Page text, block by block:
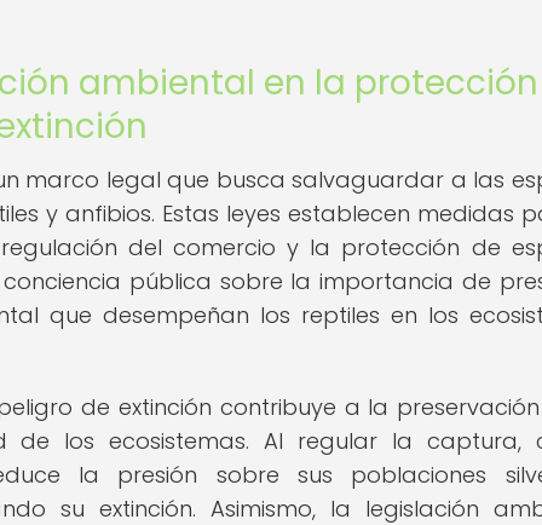
ambiental en la
marco legal que busca salvaguardar a las
y anfibios. Estas leyes establecen medidas
del comercio y la protección de
pública sobre la importancia de
que desempeñan los reptiles en los
de extinción contribuye a la
de los ecosistemas. Al regular la captura,
la presión sobre sus poblaciones
su extinción. Asimismo, la legislación